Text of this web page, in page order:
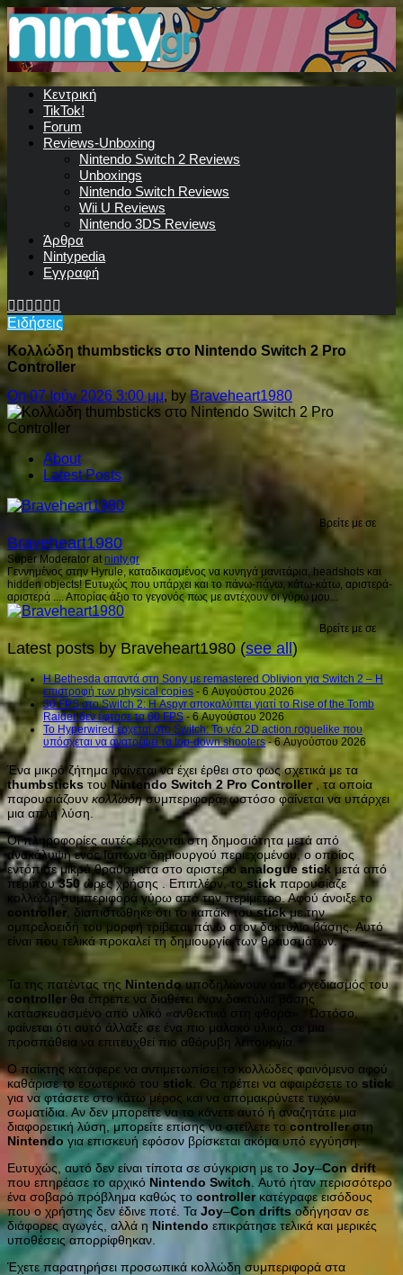
Κεντρική
TikTok!
Forum
Reviews-Unboxing
Nintendo Switch 2 Reviews
Unboxings
Nintendo Switch Reviews
Wii U Reviews
Nintendo 3DS Reviews
Άρθρα
Nintypedia
Εγγραφή
Ειδήσεις
Κολλώδη thumbsticks στο Nintendo Switch 2 Pro
Controller
On 07 Ιούν 2026 3:00 μμ, by Braveheart1980
About
Latest Posts
Βρείτε με σε
Braveheart1980
Super Moderator at ninty.gr
Γεννημένος στην Hyrule, καταδικασμένος να κυνηγά μανιτάρια, headshots και
hidden objects! Ευτυχώς που υπάρχει και το πάνω-πάνω, κάτω-κάτω, αριστερά-
αριστερά .... Απορίας άξιο το γεγονός πως με αντέχουν οι γύρω μου...
Βρείτε με σε
Latest posts by Braveheart1980 (see all)
Η Bethesda απαντά στη Sony με remastered Oblivion για Switch 2 – Η
επιστροφή των physical copies - 6 Αυγούστου 2026
30 FPS στο Switch 2: Η Aspyr αποκαλύπτει γιατί το Rise of the Tomb
Raider δεν έφτασε τα 60 FPS- 6 Αυγούστου 2026
Το Hyperwired έρχεται στο Switch: Το νέο 2D action roguelike που
υπόσχεται να ανατρέψει τα top-down shooters- 6 Αυγούστου 2026
Ένα μικρό ζήτημα φαίνεται να έχει έρθει στο φως σχετικά με τα
thumbsticks τουNintendo Switch 2 Pro Controller, τα οποία
παρουσιάζουν κολλώδησυμπεριφορά, ωστόσο φαίνεται να υπάρχει
μια απλή λύση.
Οι πληροφορίες αυτές έρχονται στη δημοσιότητα μετά από
ανακάλυψη ενός Ιάπωνα δημιουργού περιεχομένου, ο οποίος
εντόπισε μικρά θραύσματα στο αριστερόanalogue stickμετά από
περίπου350ώρες χρήσης . Επιπλέον, το stick παρουσίαζε
κολλώδη συμπεριφορά γύρω από την περίμετρο. Αφού άνοιξε το
controller , διαπιστώθηκε ότι το καπάκι τουstickμε την
ομπρελοειδή του μορφή τρίβεται πάνω στον δακτύλιο βάσης. Αυτό
είναι που τελικά προκαλεί τη δημιουργία των θραυσμάτων.
Τα της πατέντας της Nintendoυποδηλώνουν ότι ο σχεδιασμός του
controller θα έπρεπε να διαθέτει έναν δακτύλιο βάσης
κατασκευασμένο από υλικό «ανθεκτικό στη φθορά» . Ωστόσο,
φαίνεται ότι αυτό άλλαξε σε ένα πιο μαλακό υλικό, σε μια
προσπάθεια να επιτευχθεί πιο αθόρυβη λειτουργία.
Ο παίκτης κατάφερε να αντιμετωπίσει το κολλώδες φαινόμενο αφού
καθάρισε το εσωτερικό του stick . Θα πρέπει να αφαιρέσετε το stick
για να φτάσετε στο κάτω μέρος και να απομακρύνετε τυχόν
σωματίδια. Αν δεν μπορείτε να το κάνετε αυτό ή αναζητάτε μια
διαφορετική λύση, μπορείτε επίσης να στείλετε το controllerστη
Nintendo για επισκευή εφόσον βρίσκεται ακόμα υπό εγγύηση.
Ευτυχώς, αυτό δεν είναι τίποτα σε σύγκριση με το Joy–Con drift
που επηρέασε το αρχικό Nintendo Switch . Αυτό ήταν περισσότερο
ένα σοβαρό πρόβλημα καθώς το controllerκατέγραφε εισόδους
που ο χρήστης δεν έδινε ποτέ. Τα Joy–Con driftsοδήγησαν σε
διάφορες αγωγές, αλλά η Nintendo επικράτησε τελικά και μερικές
υποθέσεις απορρίφθηκαν.
Έχετε παρατηρήσει προσωπικά κολλώδη συμπεριφορά στα